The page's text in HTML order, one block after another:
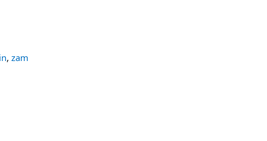
, zam